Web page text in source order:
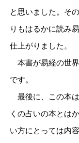
と思いました。そ
りもはるかに読み
仕上がりました。
本書が易経の世
です。
最後に、この本
くの占いの本とは
い方にとっては内